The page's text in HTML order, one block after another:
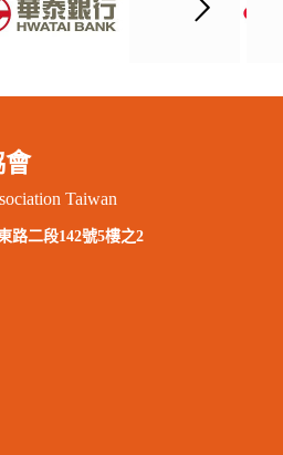
會
Taiwan
路二段142號5樓之2